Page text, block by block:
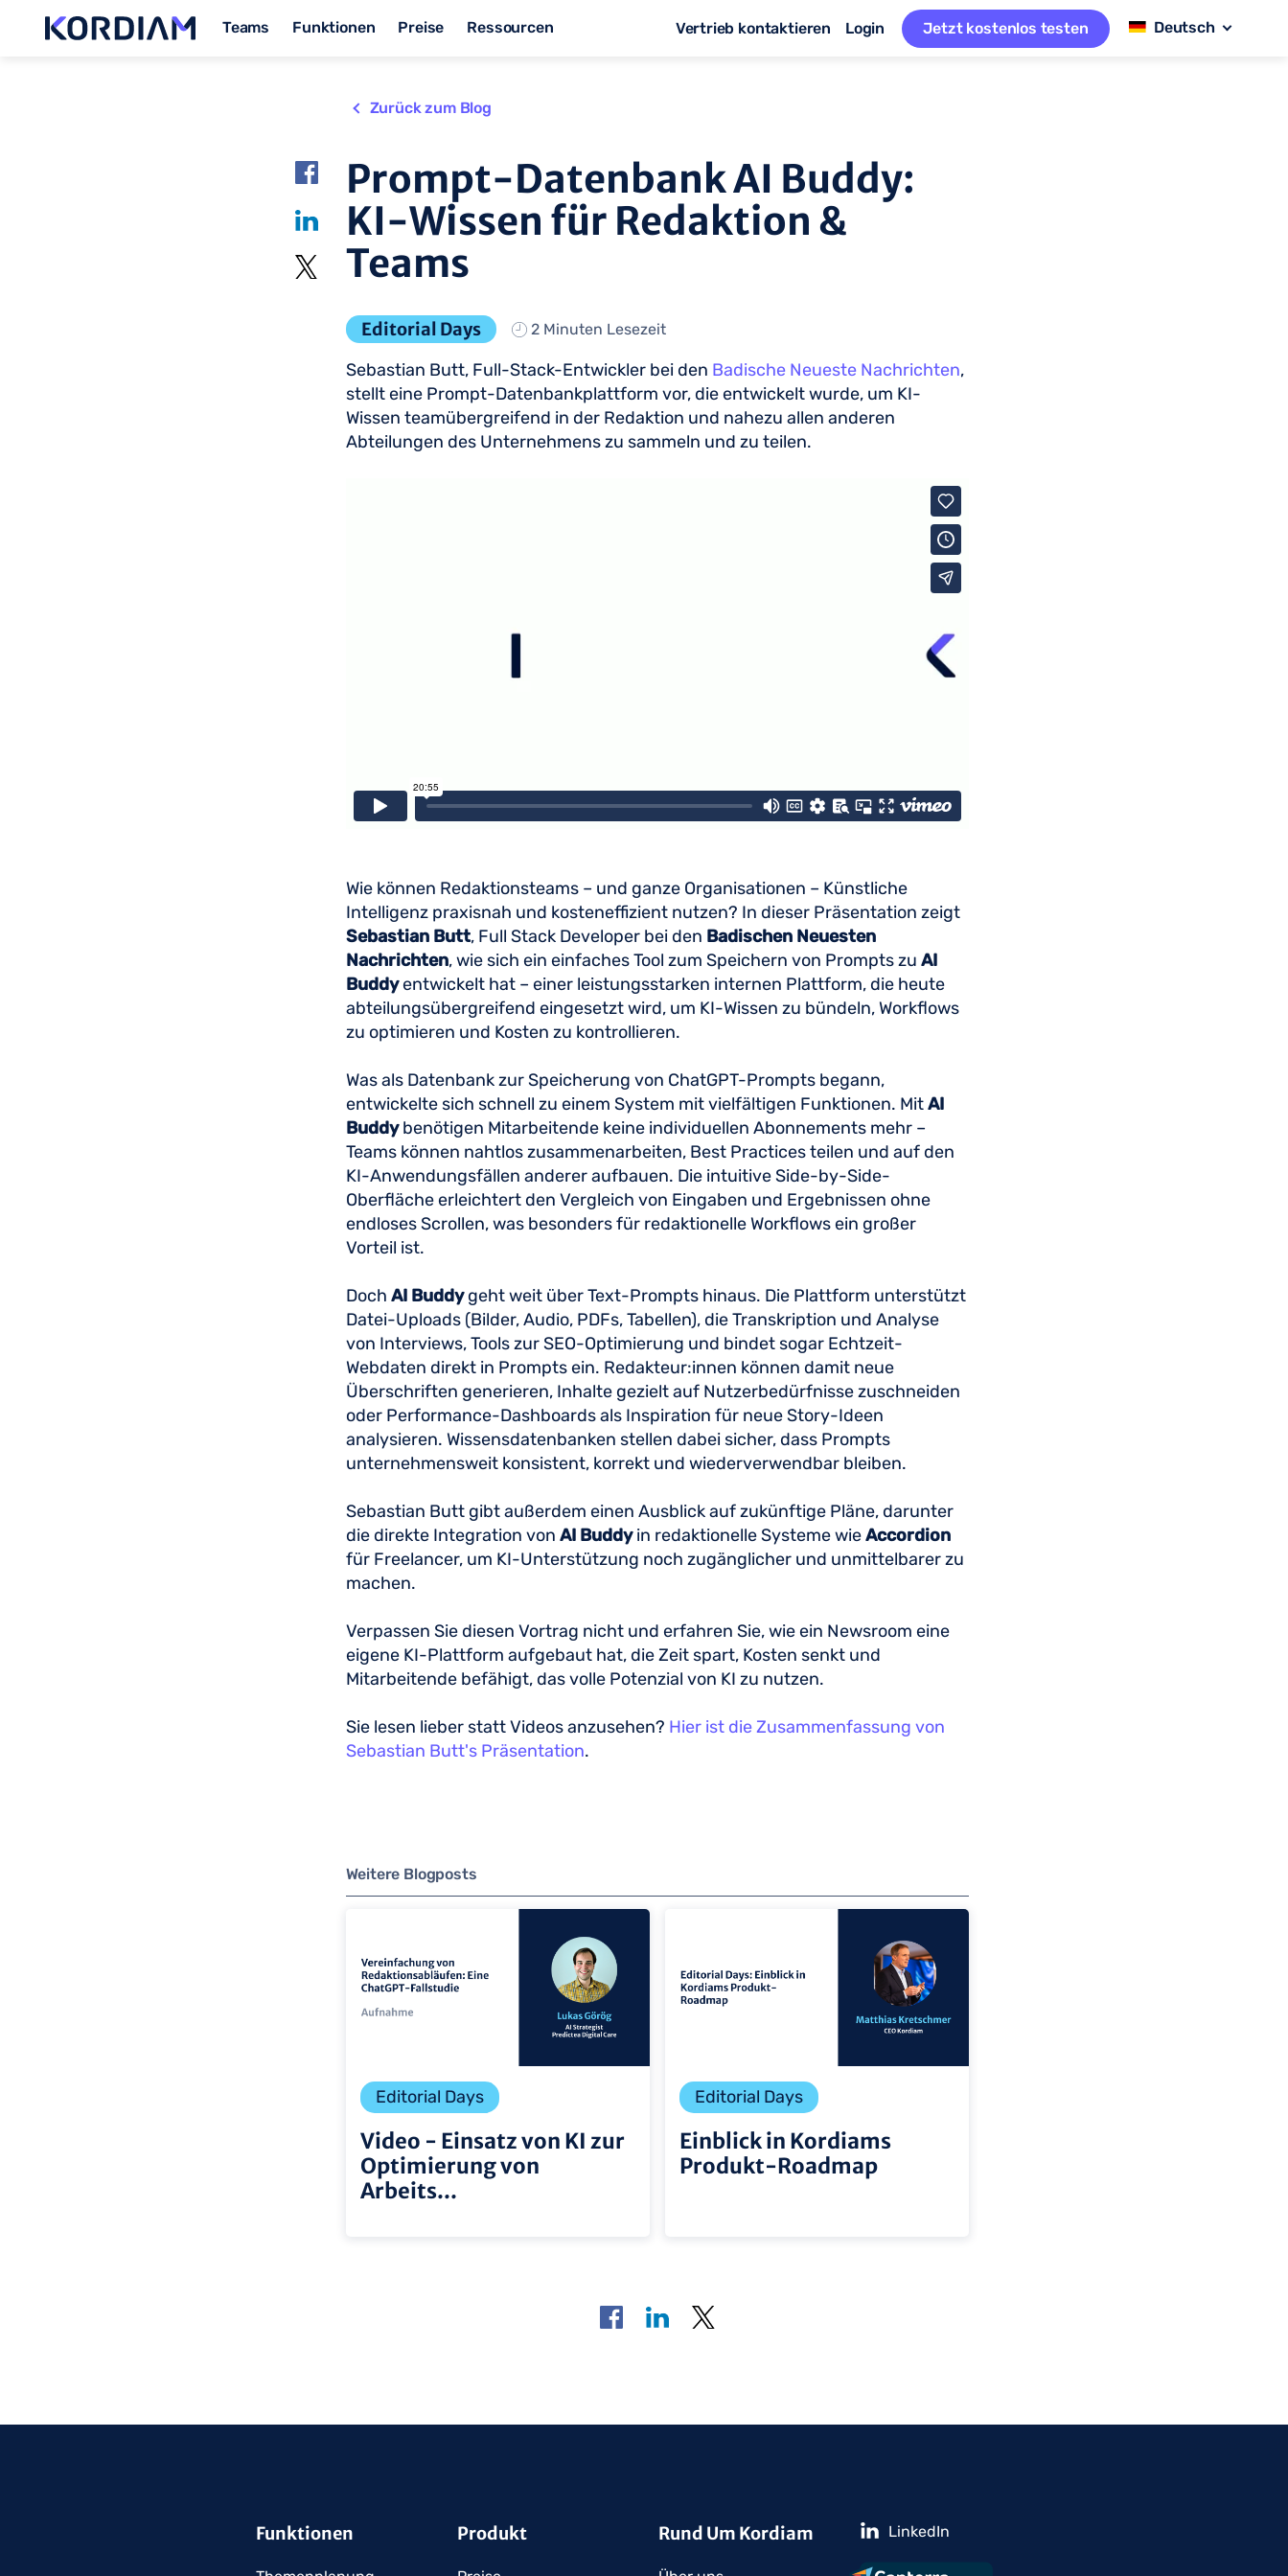
Teams Funktionen Preise Ressourcen Vertrieb kontaktieren Login Jetzt kostenlos testen
Zurück zum Blog
Prompt-Datenbank AI Buddy:
KI-Wissen für Redaktion &
Teams
Editorial Days 2 Minuten Lesezeit
Sebastian Butt, Full-Stack-Entwickler bei den Badische Neueste Nachrichten,
stellt eine Prompt-Datenbankplattform vor, die entwickelt wurde, um KI-
Wissen teamübergreifend in der Redaktion und nahezu allen anderen
Abteilungen des Unternehmens zu sammeln und zu teilen.
Wie können Redaktionsteams – und ganze Organisationen – Künstliche
Intelligenz praxisnah und kosteneffizient nutzen? In dieser Präsentation zeigt
Sebastian Butt, Full Stack Developer bei den Badischen Neuesten
Nachrichten, wie sich ein einfaches Tool zum Speichern von Prompts zu AI
Buddyentwickelt hat – einer leistungsstarken internen Plattform, die heute
abteilungsübergreifend eingesetzt wird, um KI-Wissen zu bündeln, Workflows
zu optimieren und Kosten zu kontrollieren.
Was als Datenbank zur Speicherung von ChatGPT-Prompts begann,
entwickelte sich schnell zu einem System mit vielfältigen Funktionen. MitAI
Buddybenötigen Mitarbeitende keine individuellen Abonnements mehr –
Teams können nahtlos zusammenarbeiten, Best Practices teilen und auf den
KI-Anwendungsfällen anderer aufbauen. Die intuitive Side-by-Side-
Oberfläche erleichtert den Vergleich von Eingaben und Ergebnissen ohne
endloses Scrollen, was besonders für redaktionelle Workflows ein großer
Vorteil ist.
Doch AI Buddygeht weit über Text-Prompts hinaus. Die Plattform unterstützt
Datei-Uploads (Bilder, Audio, PDFs, Tabellen), die Transkription und Analyse
von Interviews, Tools zur SEO-Optimierung und bindet sogar Echtzeit-
Webdaten direkt in Prompts ein. Redakteur:innen können damit neue
Überschriften generieren, Inhalte gezielt auf Nutzerbedürfnisse zuschneiden
oder Performance-Dashboards als Inspiration für neue Story-Ideen
analysieren. Wissensdatenbanken stellen dabei sicher, dass Prompts
unternehmensweit konsistent, korrekt und wiederverwendbar bleiben.
Sebastian Butt gibt außerdem einen Ausblick auf zukünftige Pläne, darunter
die direkte Integration von AI Buddyin redaktionelle Systeme wieAccordion
für Freelancer, um KI-Unterstützung noch zugänglicher und unmittelbarer zu
machen.
Verpassen Sie diesen Vortrag nicht und erfahren Sie, wie ein Newsroom eine
eigene KI-Plattform aufgebaut hat, die Zeit spart, Kosten senkt und
Mitarbeitende befähigt, das volle Potenzial von KI zu nutzen.
Sie lesen lieber statt Videos anzusehen? Hier ist die Zusammenfassung von
Sebastian Butt's Präsentation.
Weitere Blogposts
Editorial Days
Video - Einsatz von KI zur
Optimierung von
Arbeits...
Editorial Days
Einblick in Kordiams
Produkt-Roadmap
Funktionen Produkt Rund Um Kordiam LinkedIn